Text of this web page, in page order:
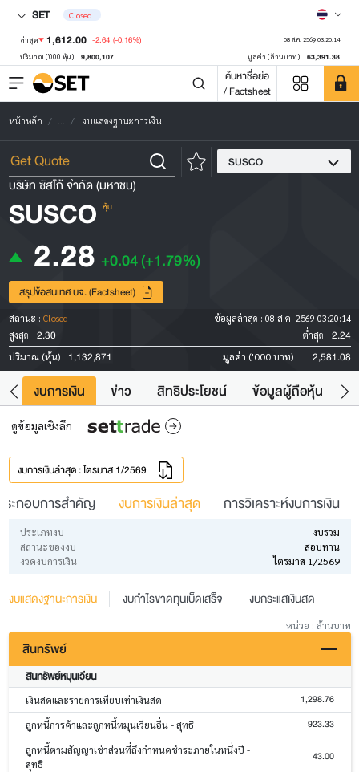
SET Closed
ล่าสุด 1,612.00 -2.64 (-0.16%) 08 ส.ค. 2569 03:20:14
ปริมาณ ('000 หุ้น) 9,800,107 มูลค่า (ล้านบาท) 63,391.38
ค้นหาชื่อย่อ
/ Factsheet
หน้าหลัก ... งบแสดงฐานะการเงิน
SUSCO
บริษัท ซัสโก้ จำกัด (มหาชน)
SUSCO หุ้น
2.28 +0.04(+1.79%)
สรุปข้อสนเทศ บจ. (Factsheet)
สถานะ : Closed ข้อมูลล่าสุด : 08 ส.ค. 2569 03:20:14
สูงสุด
2.30 ต่ำสุด 2.24
ปริมาณ (หุ้น) 1,132,871 มูลค่า ('000 บาท) 2,581.08
งบการเงิน ข่าว สิทธิประโยชน์ ข้อมูลผู้ถือหุ้น
ดูข้อมูลเชิงลึก
งบการเงินล่าสุด : ไตรมาส 1/2569
ะกอบการสำคัญ งบการเงินล่าสุด การวิเคราะห์งบการเงิน
ประเภทงบ
งบรวม
สถานะของงบ
สอบทาน
งวดงบการเงิน
ไตรมาส 1/2569
งบแสดงฐานะการเงิน งบกำไรขาดทุนเบ็ดเสร็จ งบกระแสเงินสด
หน่วย : ล้านบาท
สินทรัพย์
สินทรัพย์หมุนเวียน
เงินสดและรายการเทียบเท่าเงินสด 1,298.76
ลูกหนี้การค้าและลูกหนี้หมุนเวียนอื่น - สุทธิ 923.33
ลูกหนี้ตามสัญญาเช่าส่วนที่ถึงกำหนดชำระภายในหนึ่งปี -
สุทธิ
43.00